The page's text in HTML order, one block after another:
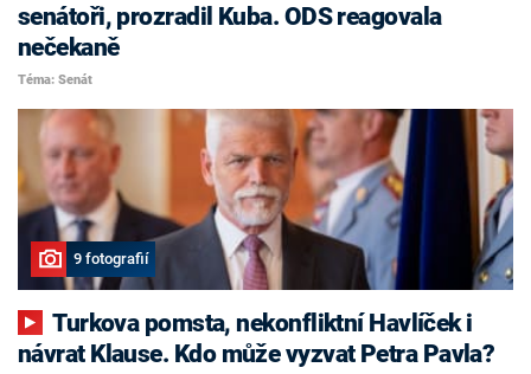
senátoři, prozradil Kuba. ODS reagovala
nečekaně
Téma: Senát
9 fotografií
Turkova pomsta, nekonfliktní Havlíček i
návrat Klause. Kdo může vyzvat Petra Pavla?